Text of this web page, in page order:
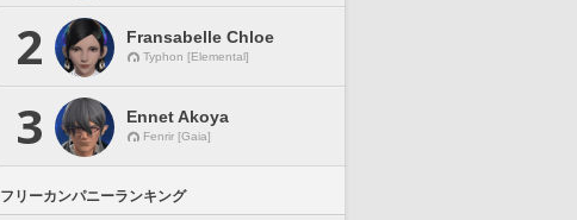
2 Fransabelle Chloe
Typhon [Elemental]
3 Ennet Akoya
Fenrir [Gaia]
フリーカンパニーランキング